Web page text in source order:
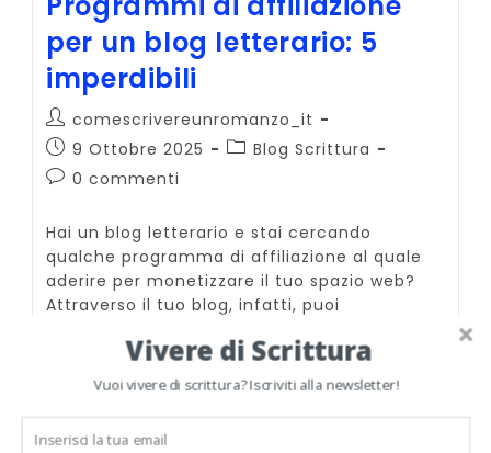
per un blog letterario: 5
imperdibili
Autore
dell'articolo:
comescrivereunromanzo_it
Articolo
pubblicato:
9 Ottobre 2025
Categoria
Blog Scrittura
Commenti
0 commenti
Hai un blog letterario e stai cercando
qualche programma di affiliazione al quale
aderire per monetizzare il tuo spazio web?
Attraverso il tuo blog, infatti, puoi
Continua A Leggere Programmi
Di
Affiliazione
Vivere di Scrittura
Vuoi vivere di scrittura? Iscriviti alla newsletter!